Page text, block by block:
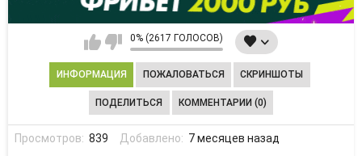
0% (2617 ГОЛОСОВ)
ИНФОРМАЦИЯ ПОЖАЛОВАТЬСЯ СКРИНШОТЫ
ПОДЕЛИТЬСЯ КОММЕНТАРИИ (0)
Просмотров: 839 Добавлено: 7 месяцев назад